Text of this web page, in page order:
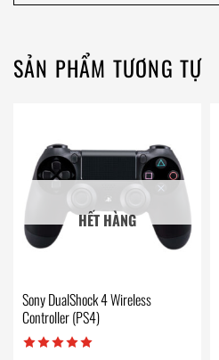
SẢN PHẨM TƯƠNG TỰ
HẾT HÀNG
Sony DualShock 4 Wireless
Controller (PS4)